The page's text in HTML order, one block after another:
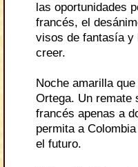
las oportunidades
francés, el
visos de fantasía y
creer.
Noche amarilla
Ortega. Un remate
francés apenas a
permita a
el futuro.